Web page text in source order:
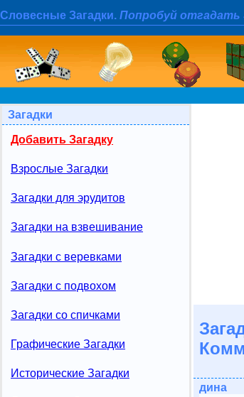
Словесные Загадки. Попробуй отгадать
Загадки
Добавить Загадку
Взрослые Загадки
Загадки для эрудитов
Загадки на взвешивание
Загадки с веревками
Загадки с подвохом
Загадки со спичками
Графические Загадки
Исторические Загадки
дина